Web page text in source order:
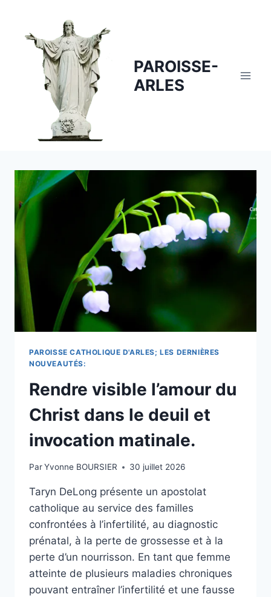
content
PAROISSE-
ARLES
PAROISSE CATHOLIQUE D'ARLES; LES DERNIÈRES
NOUVEAUTÉS:
Rendre visible l’amour du
Christ dans le deuil et
invocation matinale.
ParYvonne BOURSIER 30 juillet 2026
Taryn DeLong présente un apostolat
catholique au service des familles
confrontées à l’infertilité, au diagnostic
prénatal, à la perte de grossesse et à la
perte d’un nourrisson. En tant que femme
atteinte de plusieurs maladies chroniques
pouvant entraîner l’infertilité et une fausse